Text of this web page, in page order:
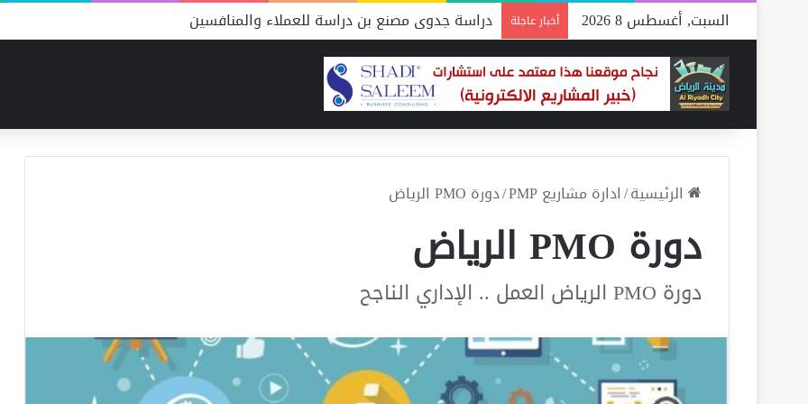
السبت, أغسطس 8 2026 أخبار عاجلة دراسة جدوى مصنع بن دراسة للعملاء والمنافسين
الرئيسية/ادارة مشاريع PMP /دورة PMO الرياض
دورة PMO الرياض
دورة PMO الرياض العمل .. الإداري الناجح